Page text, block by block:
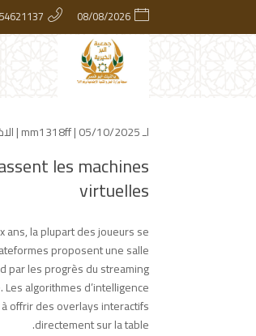
08/08/2026
لـ mm1318ff| 05/10/2025 |
les machines
virtuelles
ans, la plupart des joueurs se
proposent une salle
par les progrès du streaming
algorithmes d’intelligence
offrir des overlays interactifs
directement sur la table.